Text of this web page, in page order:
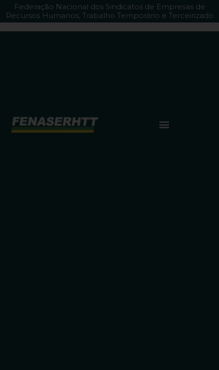
Federação Nacional dos Sindicatos de Empresas de
Recursos Humanos, Trabalho Temporário e Terceirizado